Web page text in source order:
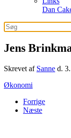
Dan
Jens
Skrevet af Sanne d.
Økonomi
Forrige
Næste